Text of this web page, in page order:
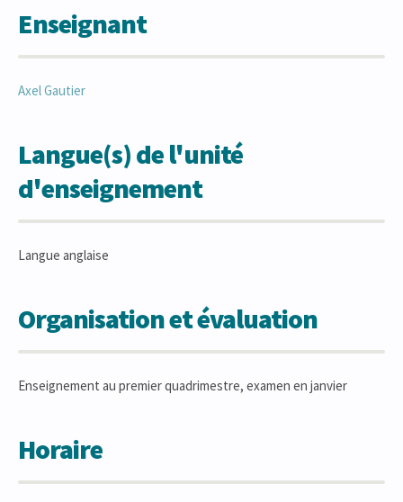
Enseignant
AxelGautier
Langue(s) de l'unité
d'enseignement
Langue anglaise
Organisation et évaluation
Enseignement au premier quadrimestre, examen en janvier
Horaire